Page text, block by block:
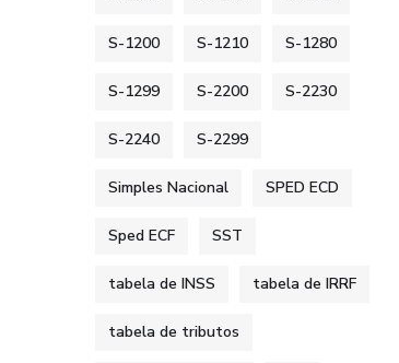
S-1200 S-1210 S-1280
S-1299 S-2200 S-2230
S-2240 S-2299
Simples Nacional SPED ECD
Sped ECF SST
tabela de INSS tabela de IRRF
tabela de tributos